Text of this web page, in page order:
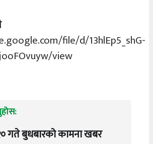
file/d/13hlEp5_shG-
view
गते बुधबारको कामना खबर